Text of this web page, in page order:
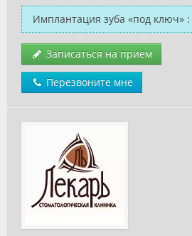
Имплантация зуба «под ключ» :
Записаться на прием
Перезвоните мне